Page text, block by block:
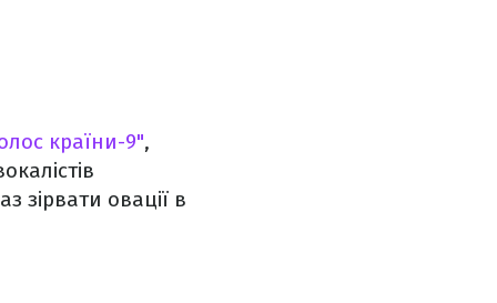
країни-9",
зірвати овації в